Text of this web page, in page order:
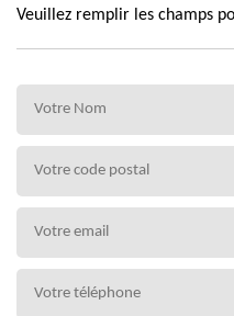
Veuillez remplir les champs